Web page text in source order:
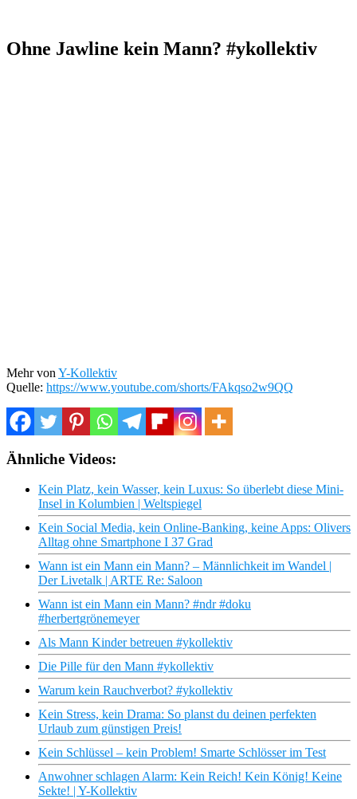
Ohne Jawline kein Mann? #ykollektiv
Mehr von Y-Kollektiv
Quelle: https://www.youtube.com/shorts/FAkqso2w9QQ
Ähnliche Videos:
Kein Platz, kein Wasser, kein Luxus: So überlebt diese Mini-
Insel in Kolumbien | Weltspiegel
Kein Social Media, kein Online-Banking, keine Apps: Olivers
Alltag ohne Smartphone I 37 Grad
Wann ist ein Mann ein Mann? – Männlichkeit im Wandel |
Der Livetalk | ARTE Re: Saloon
Wann ist ein Mann ein Mann? #ndr #doku
#herbertgrönemeyer
Als Mann Kinder betreuen #ykollektiv
Die Pille für den Mann #ykollektiv
Warum kein Rauchverbot? #ykollektiv
Kein Stress, kein Drama: So planst du deinen perfekten
Urlaub zum günstigen Preis!
Kein Schlüssel – kein Problem! Smarte Schlösser im Test
Anwohner schlagen Alarm: Kein Reich! Kein König! Keine
Sekte! | Y-Kollektiv